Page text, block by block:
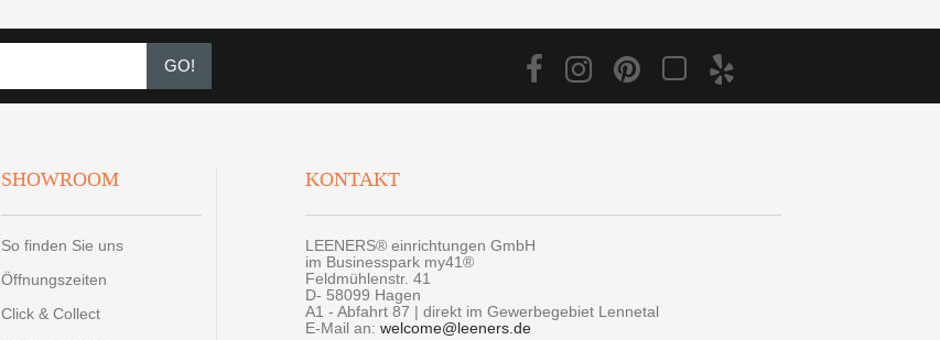
GO!
SHOWROOM
So finden Sie uns
Öffnungszeiten
Click & Collect
KONTAKT
LEENERS® einrichtungen GmbH
im Businesspark my41®
Feldmühlenstr. 41
D- 58099 Hagen
A1 - Abfahrt 87 | direkt im Gewerbegebiet Lennetal
E-Mail an: welcome@leeners.de